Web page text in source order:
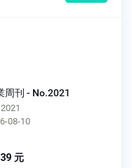
周刊 - No.2021
08-10
元